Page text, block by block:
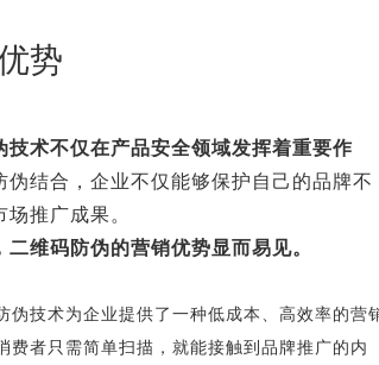
势
技术不仅在产品安全领域发挥着重要作
伪结合，企业不仅能够保护自己的品牌不
推广成果。
二维码防伪的营销优势显而易见。
伪技术为企业提供了一种低成本、高效率的营
者只需简单扫描，就能接触到品牌推广的内